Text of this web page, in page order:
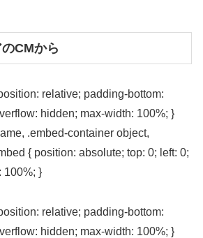
CMから
relative; padding-bottom:
hidden; max-width: 100%; }
.embed-container object,
{ position: absolute; top: 0; left: 0;
100%; }
relative; padding-bottom:
hidden; max-width: 100%; }